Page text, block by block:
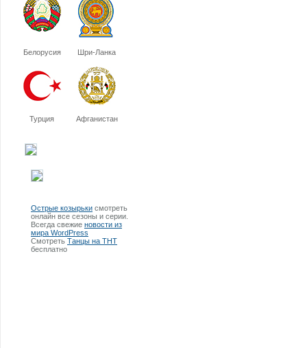
Белорусия Шри-Ланка
Турция Афганистан
Острые козырьки смотреть
онлайн все сезоны и серии.
Всегда свежие новости из
мира WordPress
Смотреть Танцы на ТНТ
бесплатно